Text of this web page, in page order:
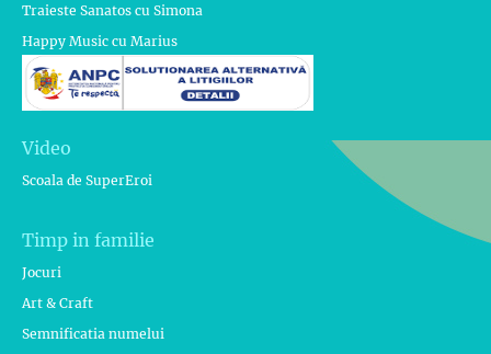
Traieste Sanatos cu Simona
Happy Music cu Marius
Video
Scoala de SuperEroi
Timp in familie
Jocuri
Art & Craft
Semnificatia numelui